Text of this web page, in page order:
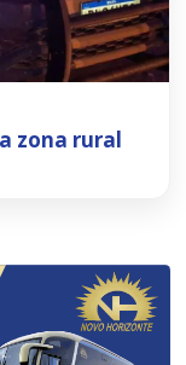
zona rural